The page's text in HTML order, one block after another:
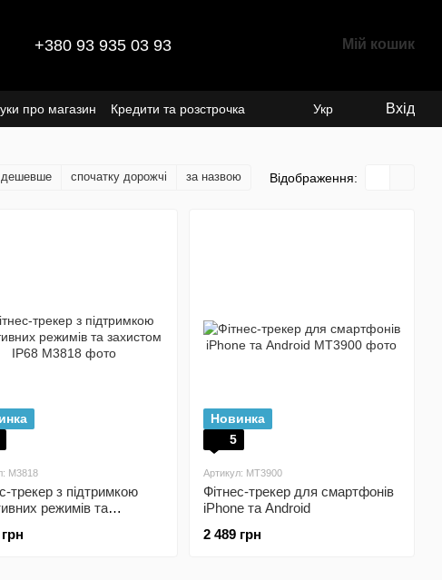
+380 93 935 03 93 Мій кошик
про магазин Кредити та розстрочка Укр Вхід
дешевше спочатку дорожчі за назвою Відображення:
M3818
трекер з підтримкою
режимів та
Новинка
5
Артикул: MT3900
Фітнес-трекер для смартфонів
iPhone та Android
2 489 грн